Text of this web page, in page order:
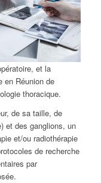
et la
en Réunion de
thoracique.
de sa taille, de
et des ganglions, un
et/ou radiothérapie
de recherche
par